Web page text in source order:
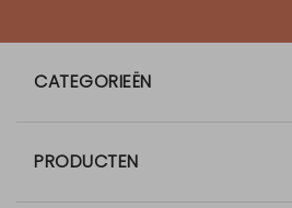
CATEGORIEËN
PRODUCTEN